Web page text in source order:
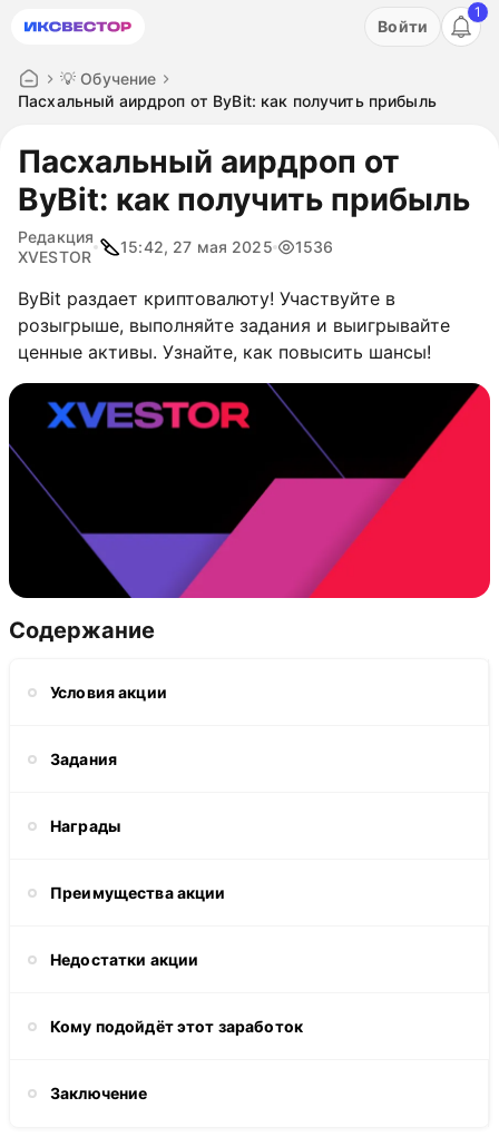
Акция: бесплатный пробный период на 3 дня!
Войти
1
💡 Обучение
Пасхальный аирдроп от ByBit: как получить прибыль
Пасхальный аирдроп от
ByBit: как получить прибыль
Редакция
XVESTOR
15:42, 27 мая 2025 1536
ByBit раздает криптовалюту! Участвуйте в
розыгрыше, выполняйте задания и выигрывайте
ценные активы. Узнайте, как повысить шансы!
Содержание
Условия акции
Задания
Награды
Преимущества акции
Недостатки акции
Кому подойдёт этот заработок
Заключение